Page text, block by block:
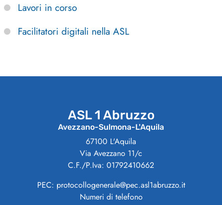
Lavori in corso
Facilitatori digitali nella ASL
ASL 1 Abruzzo
Avezzano-Sulmona-L'Aquila
67100 L'Aquila
Via Avezzano 11/c
C.F./P.Iva: 01792410662
PEC: protocollogenerale@pec.asl1abruzzo.it
Numeri di telefono